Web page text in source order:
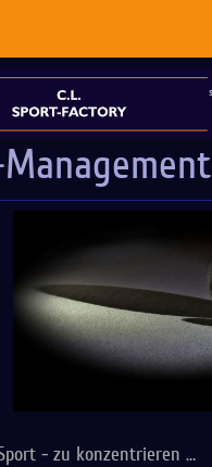
- zu konzentrieren …